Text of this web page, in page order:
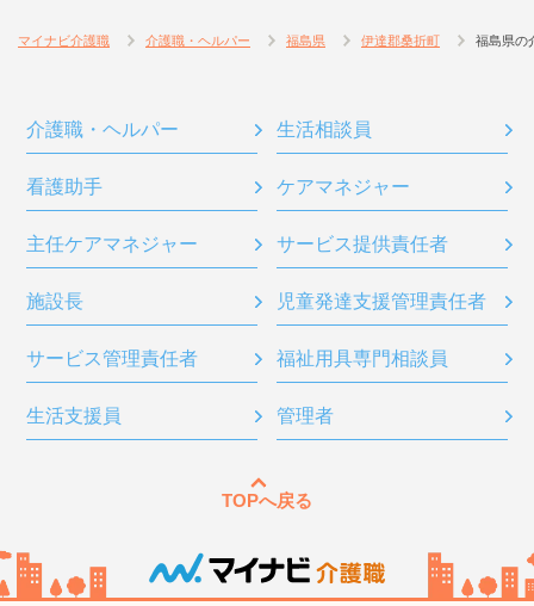
マイナビ介護職 介護職・ヘルパー 福島県 伊達郡桑折町 福島県の
介護職・ヘルパー 生活相談員
看護助手 ケアマネジャー
主任ケアマネジャー サービス提供責任者
施設長 児童発達支援管理責任者
サービス管理責任者 福祉用具専門相談員
生活支援員 管理者
TOPへ戻る